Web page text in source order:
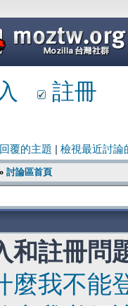
註冊
覆的主題 檢視最近討論
討論區首頁
和註冊問
麼我不能